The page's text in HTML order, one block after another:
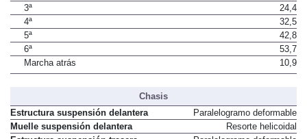
3ª
24,4
4ª
32,5
5ª
42,8
6ª
53,7
Marcha atrás
10,9
Chasis
Estructura suspensión delantera
Paralelogramo deformable
Muelle suspensión delantera
Resorte helicoidal